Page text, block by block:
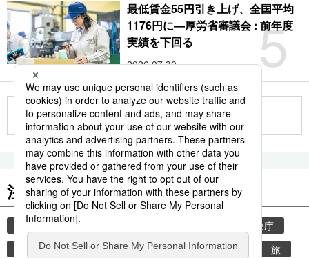
5
最低賃金55円引き上げ、全国平均
1176円に―厚労省審議会 : 前年度
実績を下回る
2026.07.30
もっと見る
注目のキーワード
共同通信ニュース
気象庁
津波 熊本 熊本地震 観光 旅